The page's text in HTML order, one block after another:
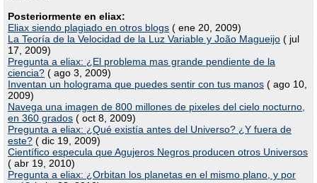
Posteriormente en eliax:
Eliax siendo plagiado en otros blogs ( ene 20, 2009)
La Teoría de la Velocidad de la Luz Variable y João Magueijo ( jul
17, 2009)
Pregunta a eliax: ¿El problema mas grande pendiente de la
ciencia? ( ago 3, 2009)
Inventan un holograma que puedes sentir con tus manos ( ago 10,
2009)
Navega una imagen de 800 millones de pixeles del cielo nocturno,
en 360 grados ( oct 8, 2009)
Pregunta a eliax: ¿Qué existía antes del Universo? ¿Y fuera de
este? ( dic 19, 2009)
Científico especula que Agujeros Negros producen otros Universos
( abr 19, 2010)
Pregunta a eliax: ¿Orbitan los planetas en el mismo plano, y por